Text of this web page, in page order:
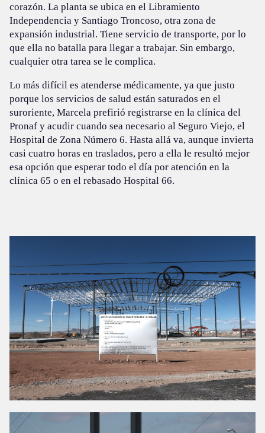
corazón. La planta se ubica en el Libramiento
Independencia y Santiago Troncoso, otra zona de
expansión industrial. Tiene servicio de transporte, por lo
que ella no batalla para llegar a trabajar. Sin embargo,
cualquier otra tarea se le complica.
Lo más difícil es atenderse médicamente, ya que justo
porque los servicios de salud están saturados en el
suroriente, Marcela prefirió registrarse en la clínica del
Pronaf y acudir cuando sea necesario al Seguro Viejo, el
Hospital de Zona Número 6. Hasta allá va, aunque invierta
casi cuatro horas en traslados, pero a ella le resultó mejor
esa opción que esperar todo el día por atención en la
clínica 65 o en el rebasado Hospital 66.